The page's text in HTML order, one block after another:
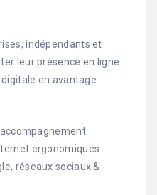
indépendants et
leur présence en ligne
en avantage
ergonomiques
réseaux sociaux &